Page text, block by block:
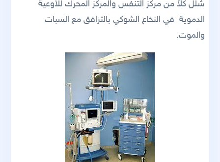
شلل كلاًًًًًًًًًًًً من مركز التنفس والمركز المحرك للأوعية
الدموية في النخاع الشوكي بالترافق مع السبات
والموت.